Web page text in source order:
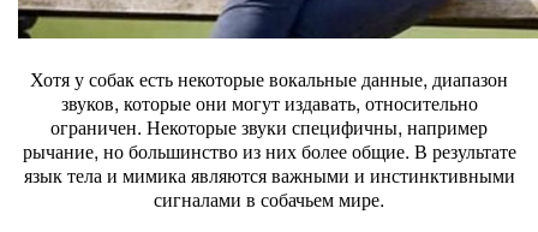
Хотя у собак есть некоторые вокальные данные, диапазон
звуков, которые они могут издавать, относительно
ограничен. Некоторые звуки специфичны, например
рычание, но большинство из них более общие. В результате
язык тела и мимика являются важными и инстинктивными
сигналами в собачьем мире.